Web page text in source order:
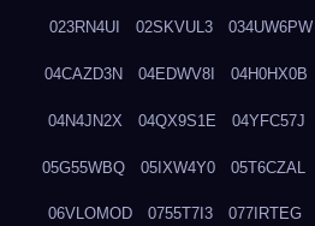
023RN4UI 02SKVUL3 034UW6PW
04CAZD3N 04EDWV8I 04H0HX0B
04N4JN2X 04QX9S1E 04YFC57J
05G55WBQ 05IXW4Y0 05T6CZAL
06VLOMOD 0755T7I3 077IRTEG